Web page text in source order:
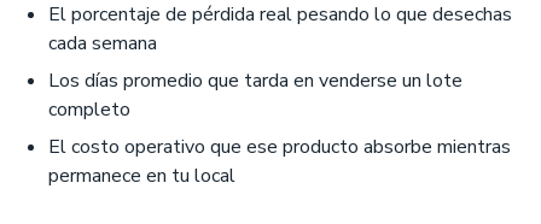
El porcentaje de pérdida real pesando lo que desechas
cada semana
Los días promedio que tarda en venderse un lote
completo
El costo operativo que ese producto absorbe mientras
permanece en tu local